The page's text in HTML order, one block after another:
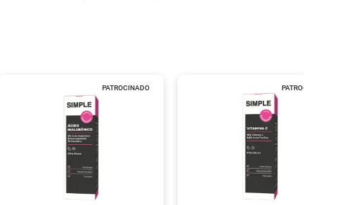
PATROCINADO PATROCINADO